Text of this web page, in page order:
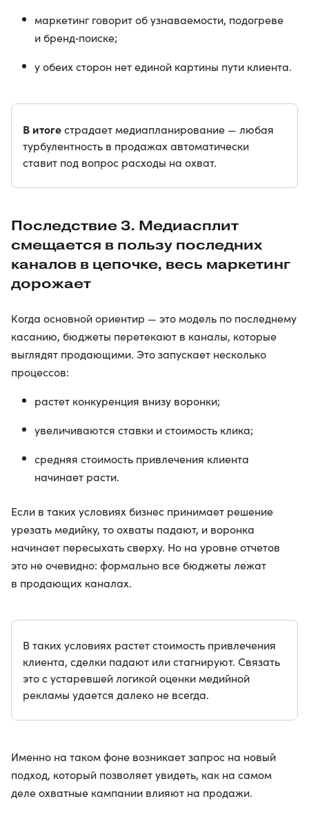
маркетинг говорит об узнаваемости, подогреве
и бренд‑поиске;
у обеих сторон нет единой картины пути клиента.
В итогестрадает медиапланирование — любая
турбулентность в продажах автоматически
ставит под вопрос расходы на охват.
Последствие 3. Медиасплит
смещается в пользу последних
каналов в цепочке, весь маркетинг
дорожает
Когда основной ориентир — это модель по последнему
касанию, бюджеты перетекают в каналы, которые
выглядят продающими. Это запускает несколько
процессов:
растет конкуренция внизу воронки;
увеличиваются ставки и стоимость клика;
средняя стоимость привлечения клиента
начинает расти.
Если в таких условиях бизнес принимает решение
урезать медийку, то охваты падают, и воронка
начинает пересыхать сверху. Но на уровне отчетов
это не очевидно: формально все бюджеты лежат
в продающих каналах.
В таких условиях растет стоимость привлечения
клиента, сделки падают или стагнируют. Связать
это с устаревшей логикой оценки медийной
рекламы удается далеко не всегда.
Именно на таком фоне возникает запрос на новый
подход, который позволяет увидеть, как на самом
деле охватные кампании влияют на продажи.